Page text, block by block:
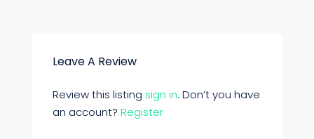
Leave A Review
Review this listing sign in. Don’t you have
an account? Register